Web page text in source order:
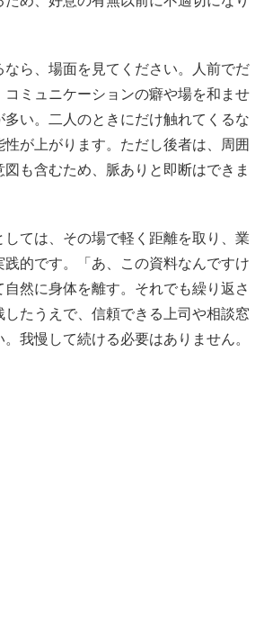
なら、場面を見てください。人前でだ
コミュニケーションの癖や場を和ませ
多い。二人のときにだけ触れてくるな
性が上がります。ただし後者は、周囲
も含むため、脈ありと即断はできま
ては、その場で軽く距離を取り、業
的です。「あ、この資料なんですけ
自然に身体を離す。それでも繰り返さ
たうえで、信頼できる上司や相談窓
我慢して続ける必要はありません。